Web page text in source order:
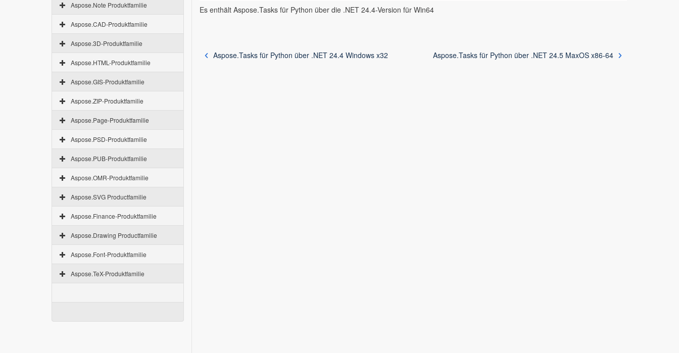
Aspose.Note Produktfamilie
Aspose.CAD-Produktfamilie
Aspose.3D-Produktfamilie
Aspose.HTML-Produktfamilie
Aspose.GIS-Produktfamilie
Aspose.ZIP-Produktfamilie
Aspose.Page-Produktfamilie
Aspose.PSD-Produktfamilie
Aspose.PUB-Produktfamilie
Aspose.OMR-Produktfamilie
Aspose.SVG Productfamilie
Aspose.Finance-Produktfamilie
Aspose.Drawing Productfamilie
Aspose.Font-Produktfamilie
Aspose.TeX-Produktfamilie
Es enthält Aspose.Tasks für Python über die .NET 24.4-Version für Win64
Aspose.Tasks für Python über .NET 24.4 Windows x32 Aspose.Tasks für Python über .NET 24.5 MaxOS x86-64